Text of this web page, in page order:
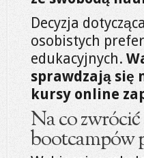
Decyzja
osobistych
edukacyjnych.
sprawdzają się
kursy online
Na co
bootcampów